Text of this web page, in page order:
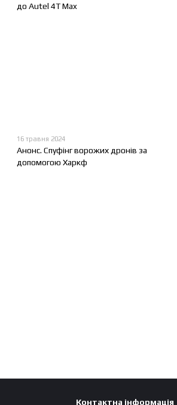
до Autel 4T Max
16 травня 2024
Анонс. Спуфінг ворожих дронів за
допомогою Харкф
Контактна інформація